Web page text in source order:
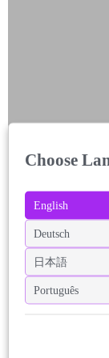
Choose
English
Deutsch
日本語
Português